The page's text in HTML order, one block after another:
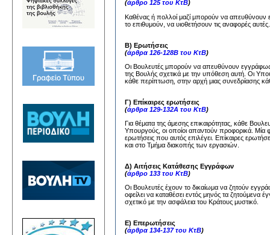
(άρθρο 125 του ΚτΒ)
Καθένας ή πολλοί μαζί μπορούν να
το επιθυμούν, να υιοθετήσουν τις αναφορές
Β) Ερωτήσεις
(άρθρα 126-128Β του ΚτΒ)
Οι Βουλευτές μπορούν να απευθύνουν
της Βουλής σχετικά με την υπόθεση αυτή. Οι
κάθε περίπτωση, στην αρχή μιας συνεδρίασης
Γ) Επίκαιρες ερωτήσεις
(άρθρα 129-132Α του ΚτΒ)
Για θέματα της άμεσης επικαιρότητας, κάθε
Υπουργούς, οι οποίοι απαντούν προφορικά. Μία
ερωτήσεις που αυτός επιλέγει. Επίκαιρες
και στο Τμήμα διακοπής των εργασιών.
Δ) Αιτήσεις Κατάθεσης Εγγράφων
(άρθρο 133 του ΚτΒ)
Οι Βουλευτές έχουν το δικαίωμα να ζητούν
οφείλει να καταθέσει εντός μηνός τα
σχετικό με την ασφάλεια του Κράτους μυστικό.
Ε) Επερωτήσεις
(άρθρα 134-137 του ΚτΒ)